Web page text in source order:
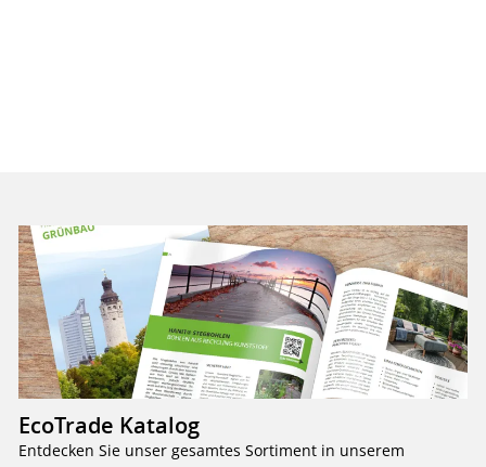
EcoTrade Katalog
Entdecken Sie unser gesamtes Sortiment in unserem